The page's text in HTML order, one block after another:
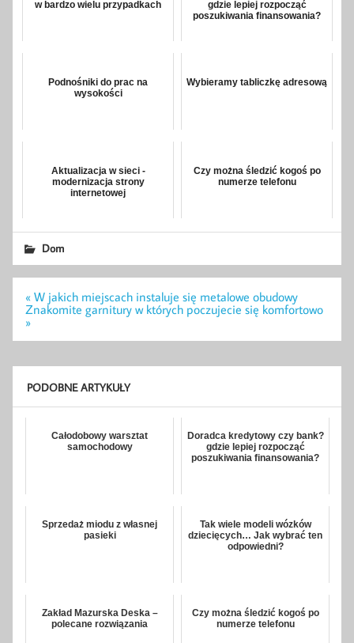
w bardzo wielu przypadkach
gdzie lepiej rozpocząć
poszukiwania finansowania?
Podnośniki do prac na
wysokości
Wybieramy tabliczkę adresową
Aktualizacja w sieci -
modernizacja strony
internetowej
Czy można śledzić kogoś po
numerze telefonu
Dom
Nawigacja
wpisu
« W jakich miejscach instaluje się metalowe obudowy
Znakomite garnitury w których poczujecie się komfortowo
»
PODOBNE ARTYKUŁY
Całodobowy warsztat
samochodowy
Doradca kredytowy czy bank?
gdzie lepiej rozpocząć
poszukiwania finansowania?
Sprzedaż miodu z własnej
pasieki
Tak wiele modeli wózków
dziecięcych… Jak wybrać ten
odpowiedni?
Zakład Mazurska Deska –
polecane rozwiązania
Czy można śledzić kogoś po
numerze telefonu